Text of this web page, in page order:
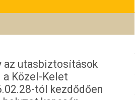
az utasbiztosítások
Közel-Kelet
tól kezdődően